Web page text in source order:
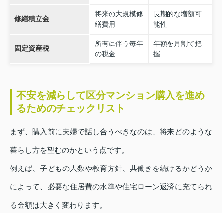
修繕積立金
将来の大規模修
繕費用
長期的な増額可
能性
固定資産税
所有に伴う毎年
の税金
年額を月割で把
握
不安を減らして区分マンション購入を進め
るためのチェックリスト
まず、購入前に夫婦で話し合うべきなのは、将来どのような
暮らし方を望むのかという点です。
例えば、子どもの人数や教育方針、共働きを続けるかどうか
によって、必要な住居費の水準や住宅ローン返済に充てられ
る金額は大きく変わります。